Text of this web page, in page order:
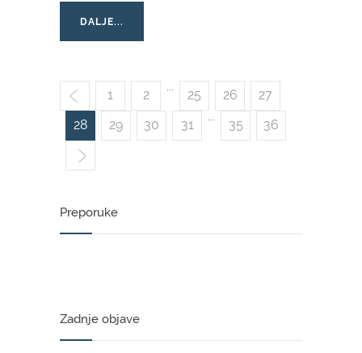
DALJE...
1 2 25 26
27
28
29 30 31 35 36
Preporuke
Zadnje objave